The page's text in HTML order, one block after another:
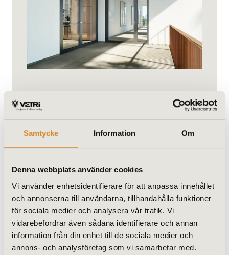
Samtycke Information Om
Denna webbplats använder cookies
Vi använder enhetsidentifierare för att anpassa innehållet
och annonserna till användarna, tillhandahålla funktioner
för sociala medier och analysera vår trafik. Vi
vidarebefordrar även sådana identifierare och annan
information från din enhet till de sociala medier och
annons- och analysföretag som vi samarbetar med.
Brandklass EI60
En dörr med brandklass EI60
innebär att konstruktionen ska
motstå brand under en hel timma.